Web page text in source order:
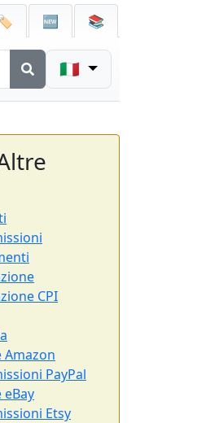
🆕 📚
🇮🇹
CPI
Amazon
PayPal
Etsy